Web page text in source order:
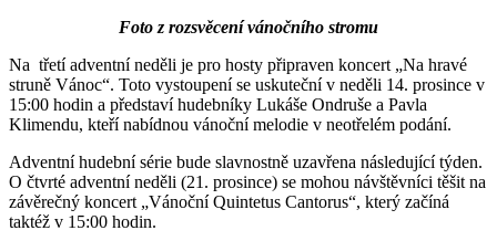
Foto z rozsvěcení vánočního stromu
Na třetí adventní neděli je pro hosty připraven koncert „Na hravé
struně Vánoc“. Toto vystoupení se uskuteční v neděli 14. prosince v
15:00 hodin a představí hudebníky Lukáše Ondruše a Pavla
Klimendu, kteří nabídnou vánoční melodie v neotřelém podání.
Adventní hudební série bude slavnostně uzavřena následující týden.
O čtvrté adventní neděli (21. prosince) se mohou návštěvníci těšit na
závěrečný koncert „Vánoční Quintetus Cantorus“, který začíná
taktéž v 15:00 hodin.